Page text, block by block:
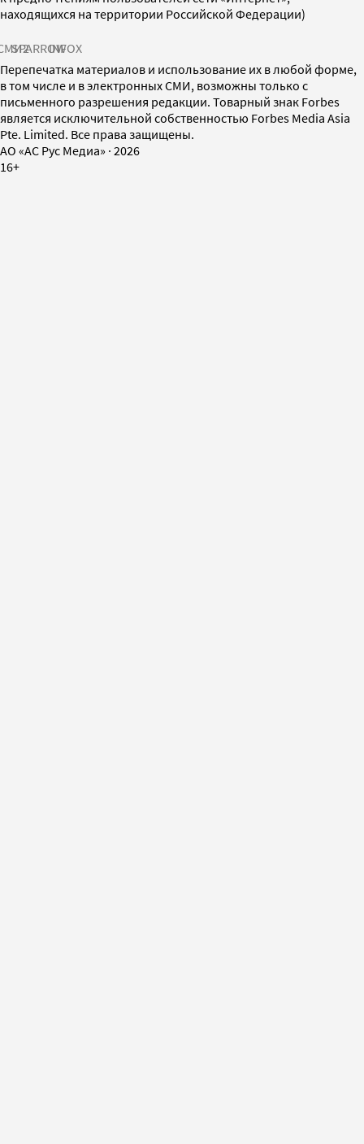
находящихся на территории Российской Федерации)
SPARROWINFOX
Перепечатка материалов и использование их в любой форме,
в том числе и в электронных СМИ, возможны только с
письменного разрешения редакции. Товарный знак Forbes
является исключительной собственностью Forbes Media Asia
Pte. Limited. Все права защищены.
AO «АС Рус Медиа» · 2026
16+